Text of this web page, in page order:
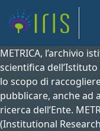
METRICA, l’archivio
scientifica
lo scopo di
pubblicare, anche ad
ricerca dell’Ente.
(Institutional